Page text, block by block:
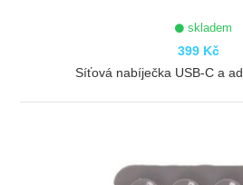
skladem
399 Kč
Síťová nabíječka USB-C a